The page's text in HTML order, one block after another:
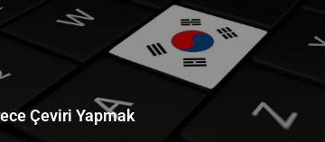
Çeviri Yapmak